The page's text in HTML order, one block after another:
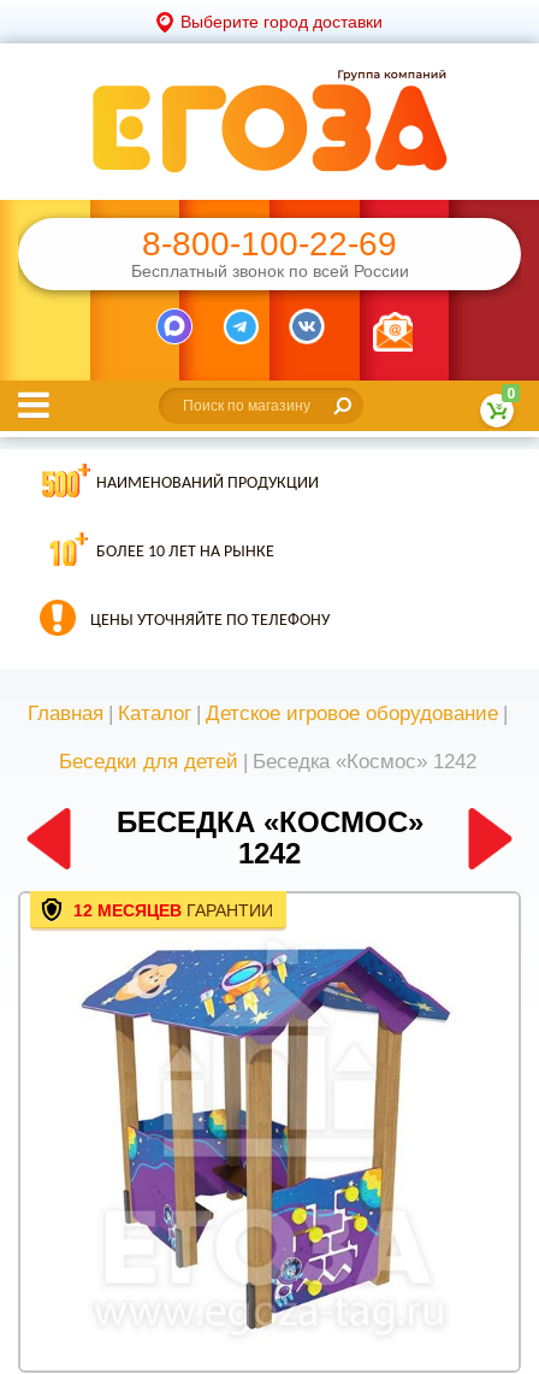
Выберите город доставки
8-800-100-22-69
Бесплатный звонок по всей России
0
НАИМЕНОВАНИЙ ПРОДУКЦИИ
БОЛЕЕ 10 ЛЕТ НА РЫНКЕ
ЦЕНЫ УТОЧНЯЙТЕ ПО ТЕЛЕФОНУ
Главная | Каталог | Детское игровое оборудование |
Беседки для детей | Беседка «Космос» 1242
БЕСЕДКА «КОСМОС»
1242
12 МЕСЯЦЕВ ГАРАНТИИ